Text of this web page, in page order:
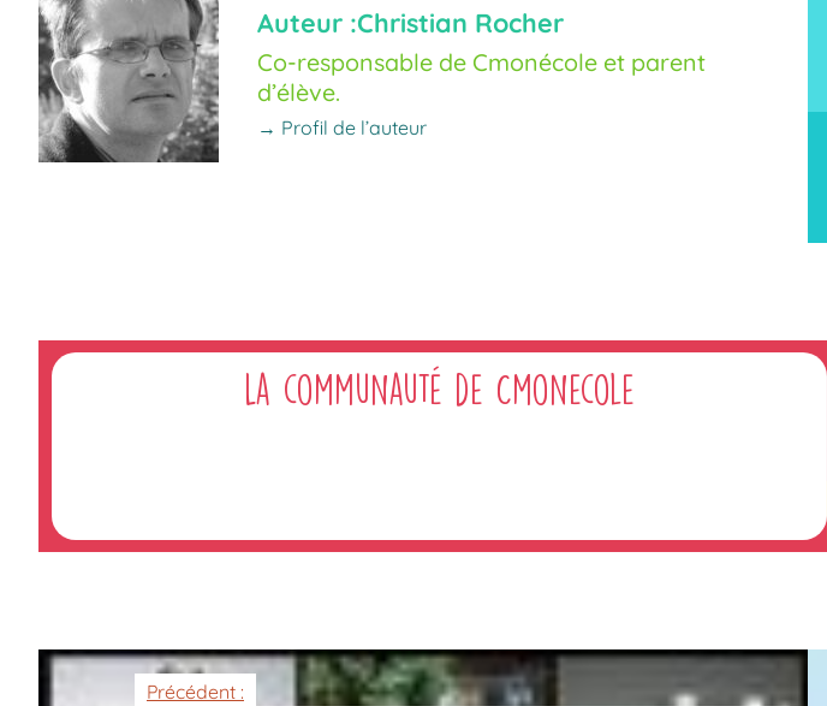
Auteur :Christian Rocher
Co-responsable de Cmonécole et parent
d’élève.
→ Profil de l’auteur
La communauté de Cmonecole
Précédent :